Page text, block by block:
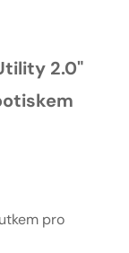
2.0"
pro